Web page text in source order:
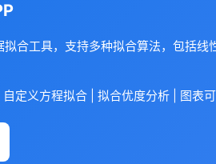
合工具，支持多种拟合算法，包括
定义方程拟合 | 拟合优度分析 | 图表